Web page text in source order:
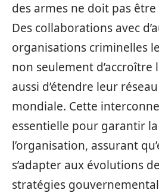
des armes ne doit pas
Des collaborations avec
organisations criminelles
non seulement d’accroître
aussi d’étendre leur réseau
mondiale. Cette
essentielle pour garantir
l’organisation, assurant
s’adapter aux évolutions
stratégies